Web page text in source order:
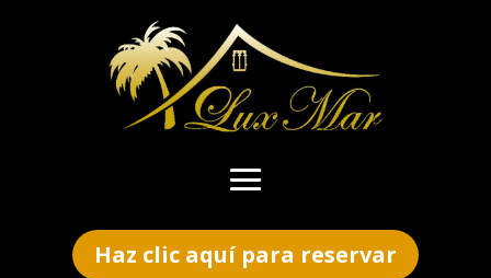
Haz clic aquí para reservar